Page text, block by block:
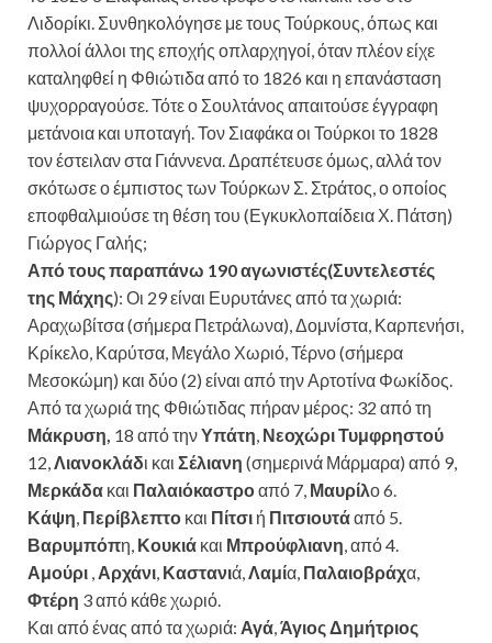
Λιδορίκι. Συνθηκολόγησε με τους Τούρκους, όπως και
πολλοί άλλοι της εποχής οπλαρχηγοί, όταν πλέον είχε
καταληφθεί η Φθιώτιδα από το 1826 και η επανάσταση
ψυχορραγούσε. Τότε ο Σουλτάνος απαιτούσε έγγραφη
μετάνοια και υποταγή. Τον Σιαφάκα οι Τούρκοι το 1828
τον έστειλαν στα Γιάννενα. Δραπέτευσε όμως, αλλά τον
σκότωσε ο έμπιστος των Τούρκων Σ. Στράτος, ο οποίος
εποφθαλμιούσε τη θέση του (Εγκυκλοπαίδεια Χ. Πάτση)
Γιώργος Γαλής;
Από τους παραπάνω 190 αγωνιστές(Συντελεστές
της Μάχης): Οι 29 είναι Ευρυτάνες από τα χωριά:
Αραχωβίτσα (σήμερα Πετράλωνα), Δομνίστα, Καρπενήσι,
Κρίκελο, Καρύτσα, Μεγάλο Χωριό, Τέρνο (σήμερα
Μεσοκώμη) και δύο (2) είναι από την Αρτοτίνα Φωκίδος.
Από τα χωριά της Φθιώτιδας πήραν μέρος: 32 από τη
Μάκρυση, 18 από τηνΥπάτη, Νεοχώρι Τυμφρηστού
12,Λιανοκλάδι και Σέλιανη (σημερινά Μάρμαρα) από 9,
Μερκάδα και Παλαιόκαστροαπό 7, Μαυρίλο 6.
Κάψη, Περίβλεπτο και Πίτσι ή Πιτσιουτάαπό 5.
Βαρυμπόπη, Κουκιά και Μπρούφλιανη, από 4.
Αμούρι , Αρχάνι, Καστανιά,Λαμία, Παλαιοβράχα,
Φτέρη 3 από κάθε χωριό.
Και από ένας από τα χωριά: Αγά,Άγιος Δημήτριος